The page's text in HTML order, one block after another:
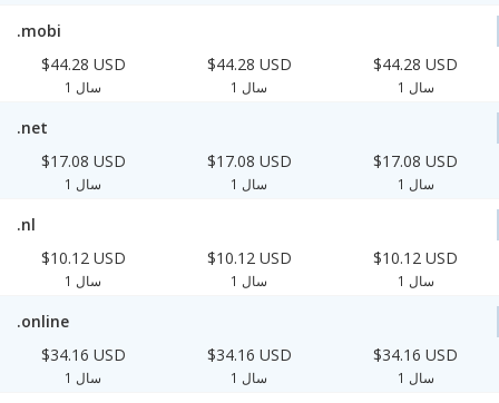
.mobi
$44.28 USD
1 سال
$44.28 USD
1 سال
$44.28 USD
1 سال
.net
$17.08 USD
1 سال
$17.08 USD
1 سال
$17.08 USD
1 سال
.nl
$10.12 USD
1 سال
$10.12 USD
1 سال
$10.12 USD
1 سال
.online
$34.16 USD
1 سال
$34.16 USD
1 سال
$34.16 USD
1 سال